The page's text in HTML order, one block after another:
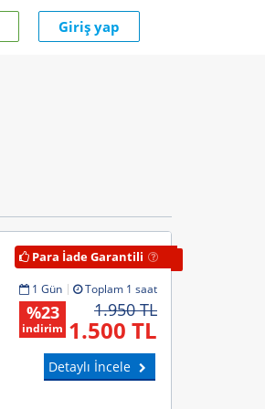
Giriş yap
Para İade Garantili
1 Gün Toplam 1 saat
1.950 TL
1.500 TL
%23
indirim
Detaylı İncele